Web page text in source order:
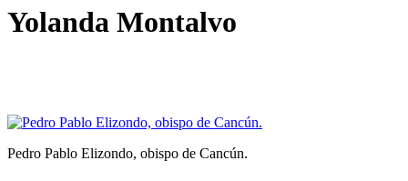
Yolanda Montalvo
Pedro Pablo Elizondo, obispo de Cancún.